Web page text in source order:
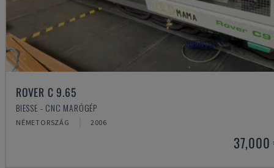
ROVER C 9.65
BIESSE - CNC MARÓGÉP
NÉMETORSZÁG 2006
37,000